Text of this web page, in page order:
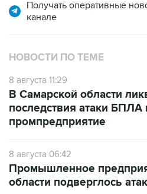
Получать оперативные
канале
НОВОСТИ ПО ТЕМЕ
8 августа 11:29
В Самарской области
последствия атаки БПЛА
промпредприятие
8 августа 06:42
Промышленное
области подверглось